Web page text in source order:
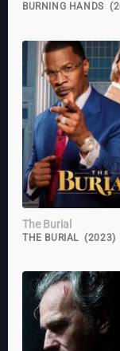
BURNING HANDS
The Burial
THE BURIAL (2023)